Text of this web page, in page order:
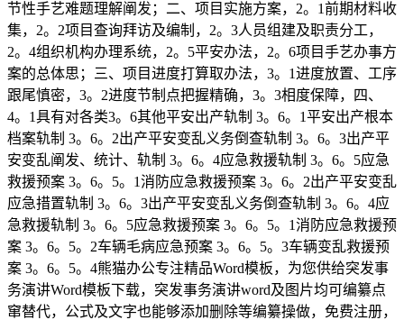
节性手艺难题理解阐发；二、项目实施方案，2。1前期材料收
集，2。2项目查询拜访及编制，2。3人员组建及职责分工，
2。4组织机构办理系统，2。5平安办法，2。6项目手艺办事方
案的总体思；三、项目进度打算取办法，3。1进度放置、工序
跟尾慎密，3。2进度节制点把握精确，3。3相度保障，四、
4。1具有对各类3。6其他平安出产轨制 3。6。1平安出产根本
档案轨制 3。6。2出产平安变乱义务倒查轨制 3。6。3出产平
安变乱阐发、统计、轨制 3。6。4应急救援轨制 3。6。5应急
救援预案 3。6。5。1消防应急救援预案 3。6。2出产平安变乱
应急措置轨制 3。6。3出产平安变乱义务倒查轨制 3。6。4应
急救援轨制 3。6。5应急救援预案 3。6。5。1消防应急救援预
案 3。6。5。2车辆毛病应急预案 3。6。5。3车辆变乱救援预
案 3。6。5。4熊猫办公专注精品Word模板，为您供给突发事
务演讲Word模板下载，突发事务演讲word及图片均可编纂点
窜替代，公式及文字也能够添加删除等编纂操做，免费注册，